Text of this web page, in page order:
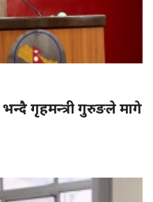
गृहमन्त्री गुरुङले मागे